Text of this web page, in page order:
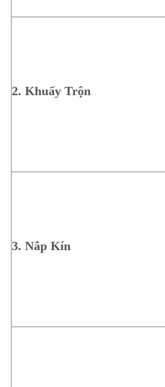
2. Khuấy Trộn
3. Nắp Kín